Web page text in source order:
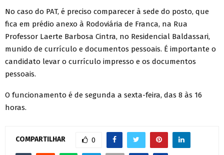
No caso do PAT, é preciso comparecer à sede do posto, que
fica em prédio anexo à Rodoviária de Franca, na Rua
Professor Laerte Barbosa Cintra, no Residencial Baldassari,
munido de currículo e documentos pessoais. É importante o
candidato levar o currículo impresso e os documentos
pessoais.
O funcionamento é de segunda a sexta-feira, das 8 às 16
horas.
COMPARTILHAR 0